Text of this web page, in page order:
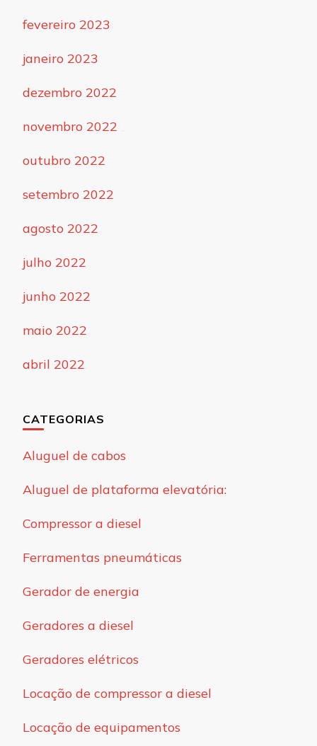
fevereiro 2023
janeiro 2023
dezembro 2022
novembro 2022
outubro 2022
setembro 2022
agosto 2022
julho 2022
junho 2022
maio 2022
abril 2022
CATEGORIAS
Aluguel de cabos
Aluguel de plataforma elevatória:
Compressor a diesel
Ferramentas pneumáticas
Gerador de energia
Geradores a diesel
Geradores elétricos
Locação de compressor a diesel
Locação de equipamentos